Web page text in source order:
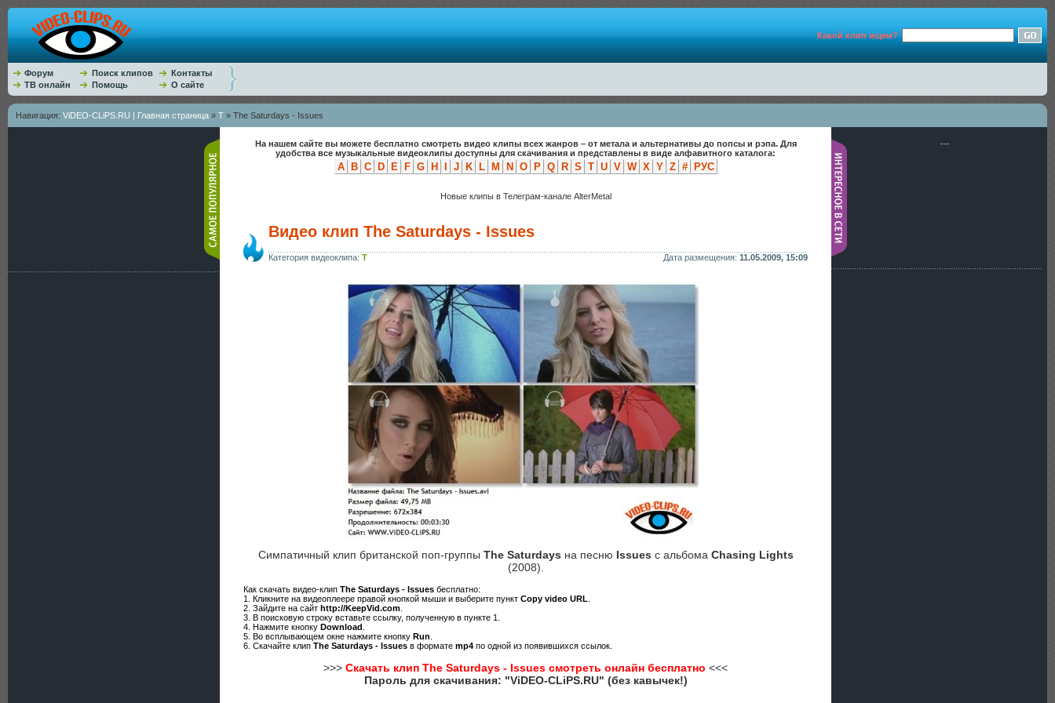
Какой клип ищем?
Форум Поиск клипов
Контакты
ТВ онлайн
Помощь О сайте
Навигация: ViDEO-CLiPS.RU | Главная страница » T » The Saturdays - Issues
На нашем сайте вы можете бесплатно смотреть видео клипы всех жанров – от метала и альтернативы до попсы и рэпа. Для
удобства все музыкальные видеоклипы доступны для скачивания и представлены в виде алфавитного каталога:
A B C D E F G H J K L M N O P Q R S T U V W X Y Z # РУС
Новые клипы в Телеграм-канале AlterMetal
Видео клип The Saturdays - Issues
Категория видеоклипа: T Дата размещения: 11.05.2009, 15:09
Симпатичный клип британской поп-группы The Saturdays на песню Issues с альбома Chasing Lights
(2008).
Как скачать видео-клип The Saturdays - Issues бесплатно:
1. Кликните на видеоплеере правой кнопкой мыши и выберите пункт Copy video URL
2. Зайдите на сайт http://KeepVid.com
3. В поисковую строку вставьте ссылку, полученную в пункте 1.
4. Нажмите кнопку Download
5. Во всплывающем окне нажмите кнопку Run
6. Скачайте клип The Saturdays - Issues в формате mp4 по одной из появившихся ссылок.
>>> Скачать клип The Saturdays - Issues смотреть онлайн бесплатно <<<
Пароль для скачивания: "ViDEO-CLiPS.RU" (без кавычек!)
---